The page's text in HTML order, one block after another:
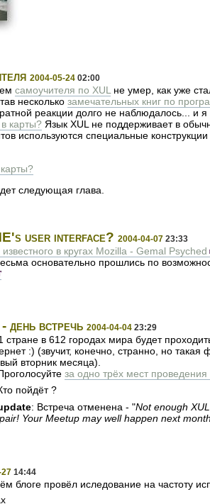
2004-05-24 02:00
самоучителя по XUL не умер, как уже
несколькозамечательных книг по
реакции долго не наблюдалось... и
карты? Язык XUL не поддерживает в
используются специальные конструкции
следующая глава.
user interface? 2004-04-07 23:33
в кругах Mozilla - Gemal Psyched
основательно прошлись по
встречь 2004-04-04 23:29
стране в 612 городах мира будет
:) (звучит, конечно, странно, но
вторник месяца).
за одно трёх мест проведения
пойдёт ?
: Встреча отменена - "Not enough
Your Meetup may well happen next
14:44
блоге провёл иследование на частоту